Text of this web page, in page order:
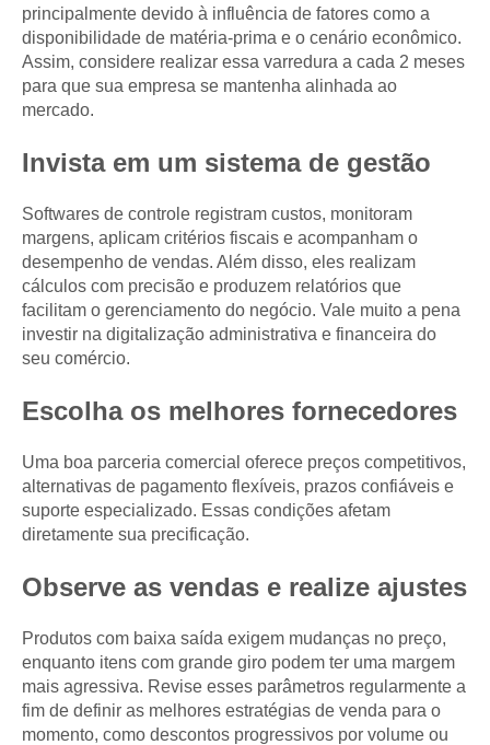
principalmente devido à influência de fatores como a
disponibilidade de matéria-prima e o cenário econômico.
Assim, considere realizar essa varredura a cada 2 meses
para que sua empresa se mantenha alinhada ao
mercado.
Invista em um sistema de gestão
Softwares de controle registram custos, monitoram
margens, aplicam critérios fiscais e acompanham o
desempenho de vendas. Além disso, eles realizam
cálculos com precisão e produzem relatórios que
facilitam o gerenciamento do negócio. Vale muito a pena
investir na digitalização administrativa e financeira do
seu comércio.
Escolha os melhores fornecedores
Uma boa parceria comercial oferece preços competitivos,
alternativas de pagamento flexíveis, prazos confiáveis e
suporte especializado. Essas condições afetam
diretamente sua precificação.
Observe as vendas e realize ajustes
Produtos com baixa saída exigem mudanças no preço,
enquanto itens com grande giro podem ter uma margem
mais agressiva. Revise esses parâmetros regularmente a
fim de definir as melhores estratégias de venda para o
momento, como descontos progressivos por volume ou